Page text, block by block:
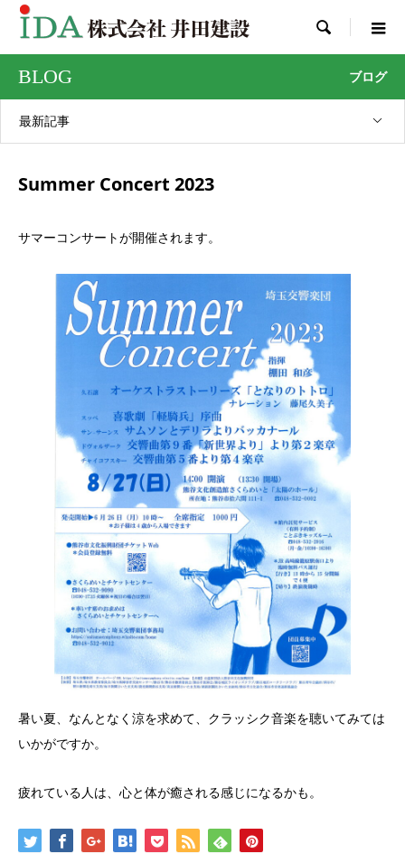

BLOG ブログ
最新記事
Summer Concert 2023
サマーコンサートが開催されます。
暑い夏、なんとなく涼を求めて、クラッシク音楽を聴いてみては
いかがですか。
疲れている人は、心と体が癒される感じになるかも。